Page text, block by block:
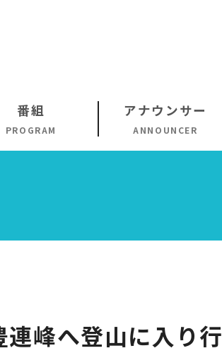
番組
PROGRAM
アナウンサー
ANNOUNCER
峰へ登山に入り行